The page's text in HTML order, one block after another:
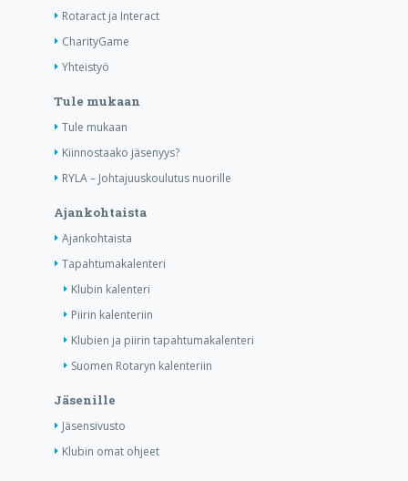
Rotaract ja Interact
CharityGame
Yhteistyö
Tule mukaan
Tule mukaan
Kiinnostaako jäsenyys?
RYLA – Johtajuuskoulutus nuorille
Ajankohtaista
Ajankohtaista
Tapahtumakalenteri
Klubin kalenteri
Piirin kalenteriin
Klubien ja piirin tapahtumakalenteri
Suomen Rotaryn kalenteriin
Jäsenille
Jäsensivusto
Klubin omat ohjeet